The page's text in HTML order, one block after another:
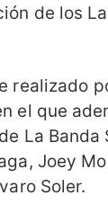
de los
realizado
el que
La Banda
Joey
Soler.